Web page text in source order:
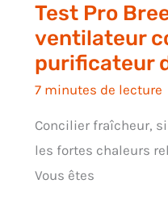
Test Pro
ventilateur
purificateur
7 minutes de lecture
Concilier fraîcheur,
les fortes chaleurs
Vous êtes